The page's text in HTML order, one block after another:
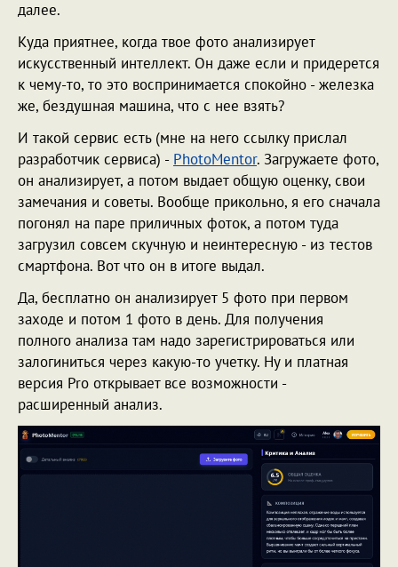
далее.
Куда приятнее, когда твое фото анализирует
искусственный интеллект. Он даже если и придерется
к чему-то, то это воспринимается спокойно - железка
же, бездушная машина, что с нее взять?
И такой сервис есть (мне на него ссылку прислал
разработчик сервиса) - PhotoMentor. Загружаете фото,
он анализирует, а потом выдает общую оценку, свои
замечания и советы. Вообще прикольно, я его сначала
погонял на паре приличных фоток, а потом туда
загрузил совсем скучную и неинтересную - из тестов
смартфона. Вот что он в итоге выдал.
Да, бесплатно он анализирует 5 фото при первом
заходе и потом 1 фото в день. Для получения
полного анализа там надо зарегистрироваться или
залогиниться через какую-то учетку. Ну и платная
версия Pro открывает все возможности -
расширенный анализ.